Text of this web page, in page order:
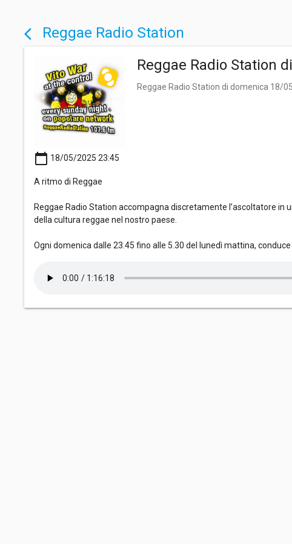
arrow_back_ios Reggae Radio Station
Reggae Radio Station
Reggae Radio Station di domenica 18/
calendar_today 18/05/2025 23:45
A ritmo di Reggae
Reggae Radio Station accompagna discretamente l’ascoltatore
della cultura reggae nel nostro paese.
Ogni domenica dalle 23.45 fino alle 5.30 del lunedì mattina, conduce